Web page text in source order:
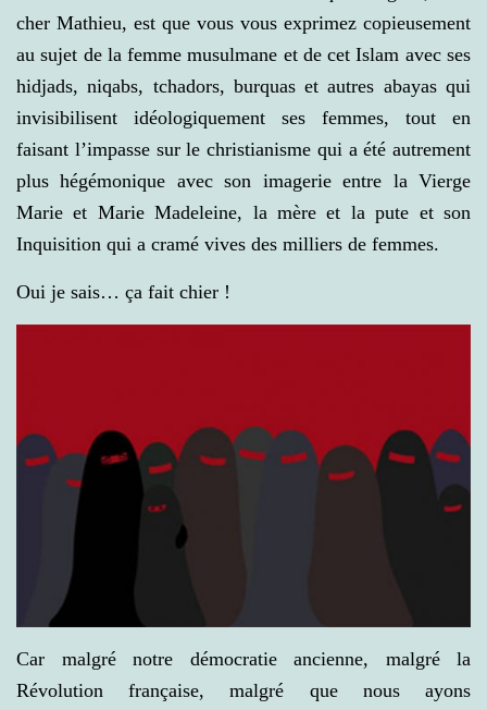
cher Mathieu, est que vous vous exprimez copieusement
au sujet de la femme musulmane et de cet Islam avec ses
hidjads, niqabs, tchadors, burquas et autres abayas qui
invisibilisent idéologiquement ses femmes, tout en
faisant l’impasse sur le christianisme qui a été autrement
plus hégémonique avec son imagerie entre la Vierge
Marie et Marie Madeleine, la mère et la pute et son
Inquisition qui a cramé vives des milliers de femmes.
Oui je sais… ça fait chier !
Car malgré notre démocratie ancienne, malgré la
Révolution française, malgré que nous ayons